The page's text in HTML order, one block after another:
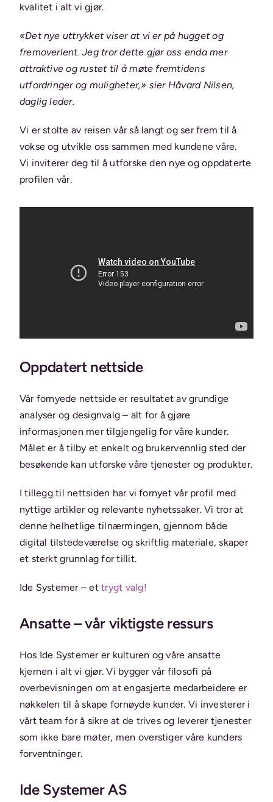
kvalitet i alt vi gjør.
«Det nye uttrykket viser at vi er på hugget og
fremoverlent. Jeg tror dette gjør oss enda mer
attraktive og rustet til å møte fremtidens
utfordringer og muligheter,» sier Håvard Nilsen,
daglig leder.
Vi er stolte av reisen vår så langt og ser frem til å
vokse og utvikle oss sammen med kundene våre.
Vi inviterer deg til å utforske den nye og oppdaterte
profilen vår.
Oppdatert nettside
Vår fornyede nettside er resultatet av grundige
analyser og designvalg – alt for å gjøre
informasjonen mer tilgjengelig for våre kunder.
Målet er å tilby et enkelt og brukervennlig sted der
besøkende kan utforske våre tjenester og produkter.
I tillegg til nettsiden har vi fornyet vår profil med
nyttige artikler og relevante nyhetssaker. Vi tror at
denne helhetlige tilnærmingen, gjennom både
digital tilstedeværelse og skriftlig materiale, skaper
et sterkt grunnlag for tillit.
Ide Systemer – ettrygt valg!
Ansatte – vår viktigste ressurs
Hos Ide Systemer er kulturen og våre ansatte
kjernen i alt vi gjør. Vi bygger vår filosofi på
overbevisningen om at engasjerte medarbeidere er
nøkkelen til å skape fornøyde kunder. Vi investerer i
vårt team for å sikre at de trives og leverer tjenester
som ikke bare møter, men overstiger våre kunders
forventninger.
Ide Systemer AS